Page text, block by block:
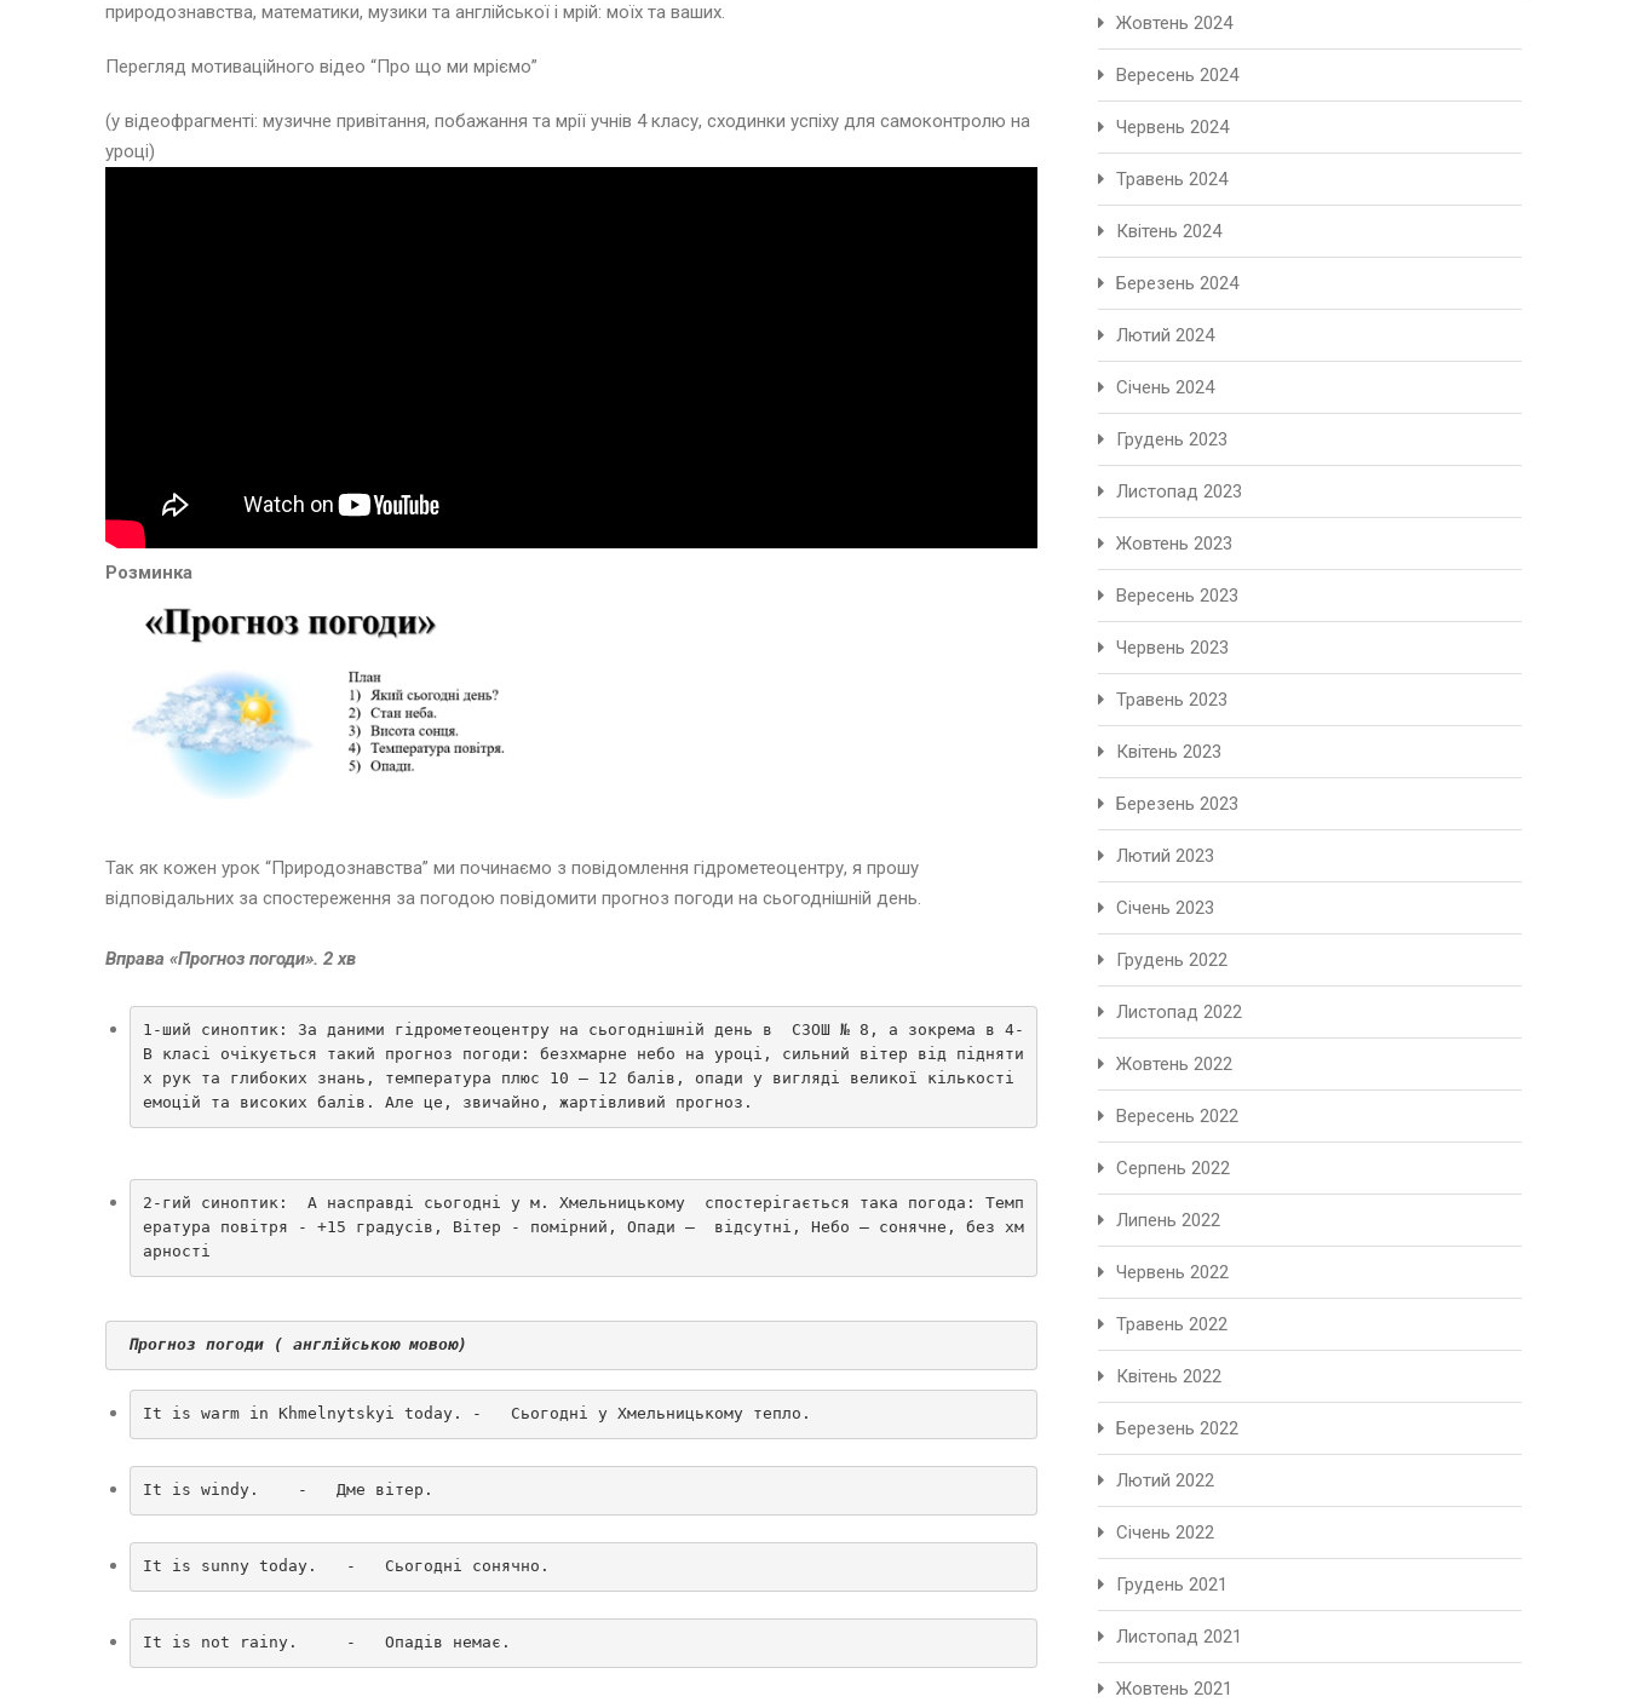
природознавства, математики, музики та англійської і мрій: моїх та ваших.
Перегляд мотиваційного відео “Про що ми мріємо”
(у відеофрагменті: музичне привітання, побажання та мрії учнів 4 класу, сходинки успіху для самоконтролю на
уроці)
Розминка
Так як кожен урок “Природознавства” ми починаємо з повідомлення гідрометеоцентру, я прошу
відповідальних за спостереження за погодою повідомити прогноз погоди на сьогоднішній день.
Вправа «Прогноз погоди». 2 хв
1-ший синоптик: За даними гідрометеоцентру на сьогоднішній день в  СЗОШ № 8, а зокрема в 4-
В класі очікується такий прогноз погоди: безхмарне небо на уроці, сильний вітер від підняти
х рук та глибоких знань, температура плюс 10 – 12 балів, опади у вигляді великої кількості
емоцій та високих балів. Але це, звичайно, жартівливий прогноз.
2-гий синоптик:  А насправді сьогодні у м. Хмельницькому  спостерігається така погода: Темп
ература повітря - +15 градусів, Вітер - помірний, Опади –  відсутні, Небо – сонячне, без хм
арності
Прогноз погоди ( англійською мовою)
It is warm in Khmelnytskyi today. -   Сьогодні у Хмельницькому тепло.
It is windy.    -   Дме вітер.
It is sunny today.   -   Сьогодні сонячно.
It is not rainy.     -   Опадів немає.
Жовтень 2024
Вересень 2024
Червень 2024
Травень 2024
Квітень 2024
Березень 2024
Лютий 2024
Січень 2024
Грудень 2023
Листопад 2023
Жовтень 2023
Вересень 2023
Червень 2023
Травень 2023
Квітень 2023
Березень 2023
Лютий 2023
Січень 2023
Грудень 2022
Листопад 2022
Жовтень 2022
Вересень 2022
Серпень 2022
Липень 2022
Червень 2022
Травень 2022
Квітень 2022
Березень 2022
Лютий 2022
Січень 2022
Грудень 2021
Листопад 2021
Жовтень 2021